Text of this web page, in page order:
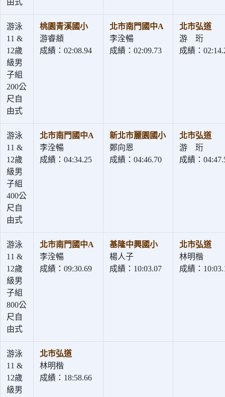
由式
游泳
11 &
12歲
級男
子組
200公
尺自
由式
桃園青溪國小
游睿頫
成績：02:08.94
北市南門國中A
李洤暢
成績：02:09.73
北市弘道
游 珩
成績：
游泳
11 &
12歲
級男
子組
400公
尺自
由式
北市南門國中A
李洤暢
成績：04:34.25
新北市麗園國小
鄭向恩
成績：04:46.70
北市弘道
游 珩
成績：
游泳
11 &
12歲
級男
子組
800公
尺自
由式
北市南門國中A
李洤暢
成績：09:30.69
基隆中興國小
楊人子
成績：10:03.07
北市弘道
林明楷
成績：
游泳
11 &
12歲
級男
北市弘道
林明楷
成績：18:58.66